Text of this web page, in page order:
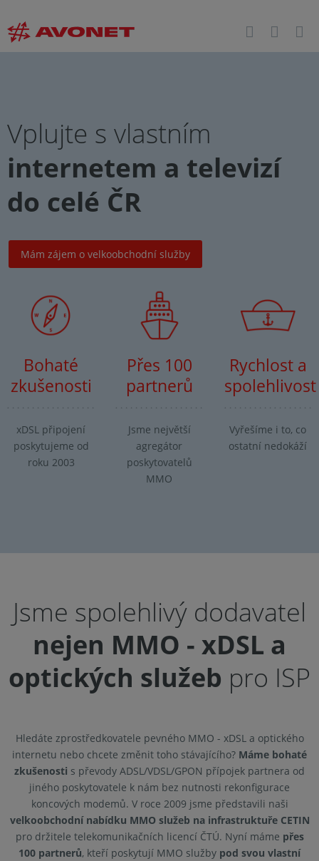
Vplujte s vlastním
internetem a televizí
do celé ČR
Mám zájem o velkoobchodní služby
Bohaté
zkušenosti
xDSL připojení
poskytujeme od
roku 2003
Přes 100
partnerů
Jsme největší
agregátor
poskytovatelů
MMO
Rychlost a
spolehlivost
Vyřešíme i to, co
ostatní nedokáží
Jsme spolehlivý dodavatel
nejen MMO - xDSL a
optických služeb pro ISP
Hledáte zprostředkovatele pevného MMO - xDSL a optického
internetu nebo chcete změnit toho stávajícího? Máme bohaté
zkušenosti s převody ADSL/VDSL/GPON přípojek partnera od
jiného poskytovatele k nám bez nutnosti rekonfigurace
koncových modemů. V roce 2009 jsme představili naši
velkoobchodní nabídku MMO služeb na infrastruktuře CETIN
pro držitele telekomunikačních licencí ČTÚ. Nyní máme přes
100 partnerů, kteří poskytují MMO služby pod svou vlastní